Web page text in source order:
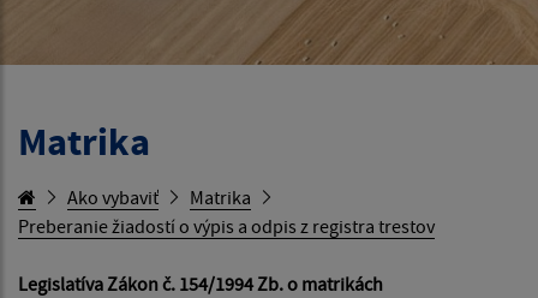
Matrika
Ako vybaviť
Matrika
Preberanie žiadostí o výpis a odpis z registra trestov
Legislatíva Zákon č. 154/1994 Zb. o matrikách